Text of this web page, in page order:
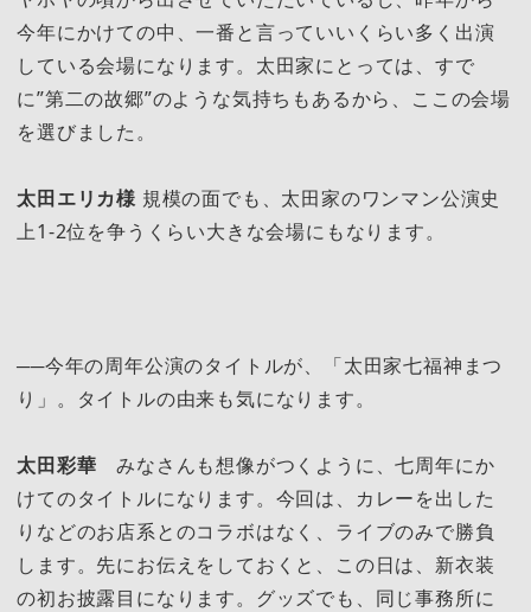
今年にかけての中、一番と言っていいくらい多く出演
している会場になります。太田家にとっては、すで
に”第二の故郷”のような気持ちもあるから、ここの会場
を選びました。
太田エリカ様 規模の面でも、太田家のワンマン公演史
上1-2位を争うくらい大きな会場にもなります。
──今年の周年公演のタイトルが、「太田家七福神まつ
り」。タイトルの由来も気になります。
太田彩華 みなさんも想像がつくように、七周年にか
けてのタイトルになります。今回は、カレーを出した
りなどのお店系とのコラボはなく、ライブのみで勝負
します。先にお伝えをしておくと、この日は、新衣装
の初お披露目になります。グッズでも、同じ事務所に